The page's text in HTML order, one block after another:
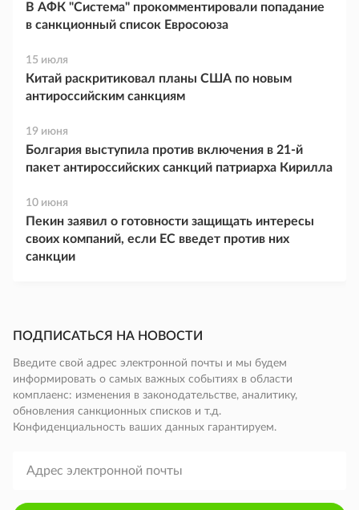
В АФК "Система" прокомментировали попадание
в санкционный список Евросоюза
15 июля
Китай раскритиковал планы США по новым
антироссийским санкциям
19 июня
Болгария выступила против включения в 21-й
пакет антироссийских санкций патриарха Кирилла
10 июня
Пекин заявил о готовности защищать интересы
своих компаний, если ЕС введет против них
санкции
ПОДПИСАТЬСЯ НА НОВОСТИ
Введите свой адрес электронной почты и мы будем
информировать о самых важных событиях в области
комплаенс: изменения в законодательстве, аналитику,
обновления санкционных списков и т.д.
Конфиденциальность ваших данных гарантируем.